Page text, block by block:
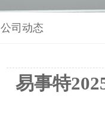
公司动态
易事特